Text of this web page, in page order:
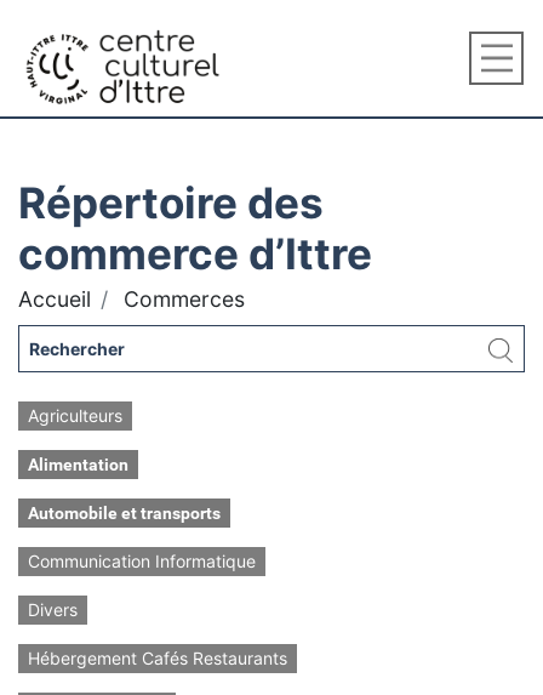
Répertoire des
commerce d’Ittre
Accueil Commerces
Agriculteurs
Alimentation
Automobile et transports
Communication Informatique
Divers
Hébergement Cafés Restaurants